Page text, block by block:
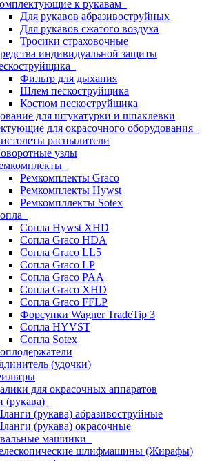
к рукавам
Для рукавов абразивоструйных
Для рукавов сжатого воздуха
Тросики страховочные
индивидуальной защиты
Фильтр для дыхания
Шлем пескоструйщика
Костюм пескоструйщика
для штукатурки и шпаклевки
для окрасочного оборудования
распылители
узлы
Ремкомплекты Graco
Ремкомплекты Hywst
Ремкомпллекты Sotex
Сопла Hywst XHD
Сопла Graco HDA
Сопла Graco LL5
Сопла Graco LP
Сопла Graco PAA
Сопла Graco XHD
Сопла Graco FFLP
Форсунки Wagner TradeTip 3
Сопла HYVST
Сопла Sotex
(удочки)
для окрасочных аппаратов
(рукава)
(рукава) абразивоструйные
(рукава) окрасочные
машинки
шлифмашины (Жирафы)